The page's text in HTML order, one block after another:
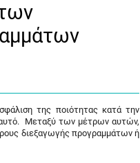
της ποιότητας κατά την
αυτό. Μεταξύ των μέτρων αυτών,
διεξαγωγής προγραμμάτων ή